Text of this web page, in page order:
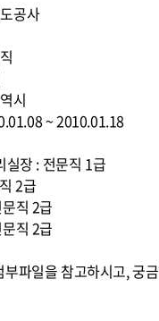
공사
시
~ 2010.01.18
실장 : 전문직 1급
2급
직 2급
직 2급
부파일을 참고하시고, 궁